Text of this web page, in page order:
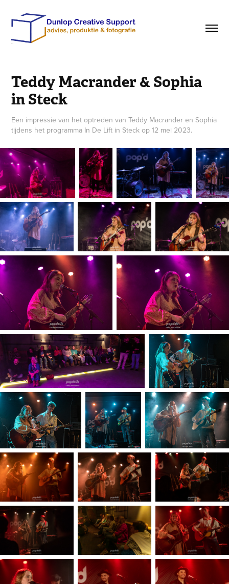
Teddy Macrander & Sophia
in Steck
Een impressie van het optreden van Teddy Macrander en Sophia
tijdens het programma In De Lift in Steck op 12 mei 2023.